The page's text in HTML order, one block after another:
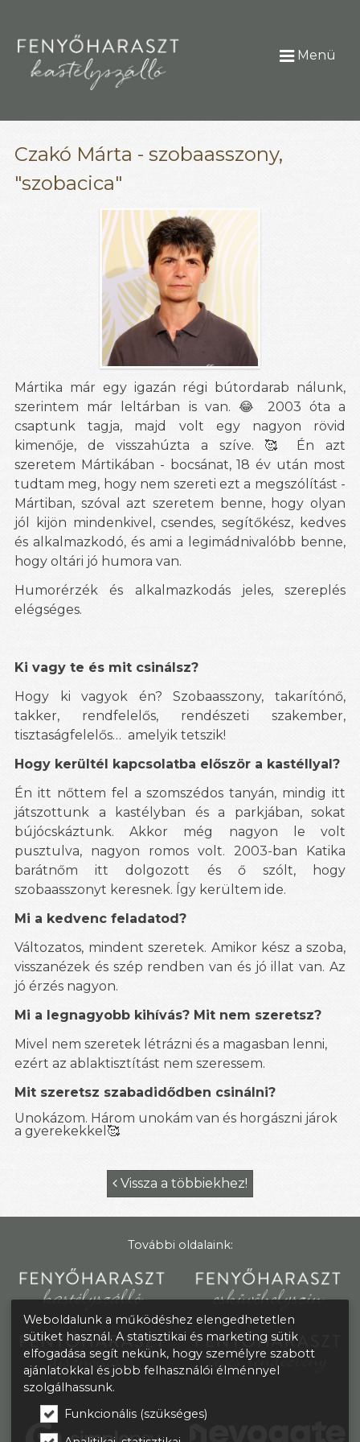
Menü
Czakó Márta - szobaasszony,
"szobacica"
Mártika már egy igazán régi bútordarab nálunk,
szerintem már leltárban is van.😂 2003 óta a
csaptunk tagja, majd volt egy nagyon rövid
kimenője, de visszahúzta a szíve. 🥰 Én azt
szeretem Mártikában - bocsánat, 18 év után most
tudtam meg, hogy nem szereti ezt a megszólítást -
Mártiban, szóval azt szeretem benne, hogy olyan
jól kijön mindenkivel, csendes, segítőkész, kedves
és alkalmazkodó, és ami a legimádnivalóbb benne,
hogy oltári jó humora van.
Humorérzék és alkalmazkodás jeles, szereplés
elégséges.
Ki vagy te és mit csinálsz?
Hogy ki vagyok én? Szobaasszony, takarítónő,
takker, rendfelelős, rendészeti szakember,
tisztaságfelelős… amelyik tetszik!
Hogy kerültél kapcsolatba először a kastéllyal?
Én itt nőttem fel a szomszédos tanyán, mindig itt
játszottunk a kastélyban és a parkjában, sokat
bújócskáztunk.
Akkor még nagyon le volt
pusztulva, nagyon romos volt. 2003-ban Katika
barátnőm itt dolgozott és ő szólt, hogy
szobaasszonyt keresnek. Így kerültem ide.
Mi a kedvenc feladatod?
Változatos, mindent szeretek. Amikor kész a szoba,
visszanézek és szép rendben van és jó illat van. Az
jó érzés nagyon.
Mi a legnagyobb kihívás? Mit nem szeretsz?
Mivel nem szeretek létrázni és a magasban lenni,
ezért az ablaktisztítást nem szeressem.
Mit szeretsz szabadidődben csinálni?
Unokázom. Három unokám van és horgászni járok
a gyerekekkel 🥰
 Vissza a többiekhez!
További oldalaink:
Weboldalunk a működéshez elengedhetetlen
sütiket használ. A statisztikai és marketing sütik
elfogadása segít nekünk, hogy személyre szabott
ajánlatokkal és jobb felhasználói élménnyel
szolgálhassunk.
Funkcionális (szükséges)